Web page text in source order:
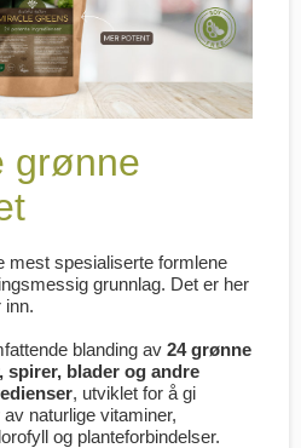
grønne
mest spesialiserte formlene
grunnlag. Det er her
inn.
blanding av 24 grønne
spirer, blader og andre
, utviklet for å gi
naturlige vitaminer,
og planteforbindelser.